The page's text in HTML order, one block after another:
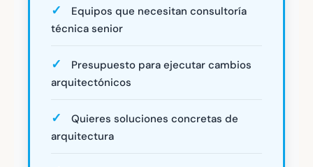
Equipos que necesitan consultoría
técnica senior
Presupuesto para ejecutar cambios
arquitectónicos
Quieres soluciones concretas de
arquitectura